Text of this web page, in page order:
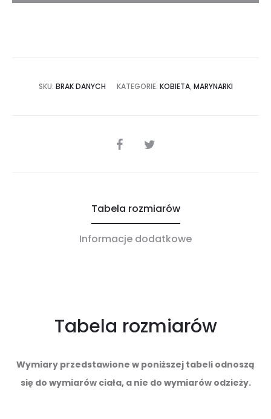
SKU: BRAK DANYCH KATEGORIE: KOBIETA, MARYNARKI
SHARE
Tabela rozmiarów
Informacje dodatkowe
Tabela rozmiarów
Wymiary przedstawione w poniższej tabeli odnoszą
się do wymiarów ciała, a nie do wymiarów odzieży.